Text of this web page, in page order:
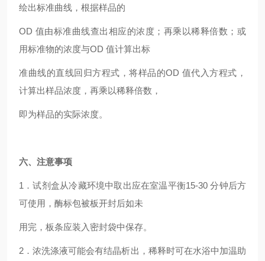
绘出标准曲线，根据样品的
OD 值由标准曲线查出相应的浓度；再乘以稀释倍数；或
用标准物的浓度与OD 值计算出标
准曲线的直线回归方程式，将样品的OD 值代入方程式，
计算出样品浓度，再乘以稀释倍数，
即为样品的实际浓度。
六、 注意事项
1．试剂盒从冷藏环境中取出应在室温平衡15-30 分钟后方
可使用，酶标包被板开封后如未
用完，板条应装入密封袋中保存。
2．浓洗涤液可能会有结晶析出，稀释时可在水浴中加温助